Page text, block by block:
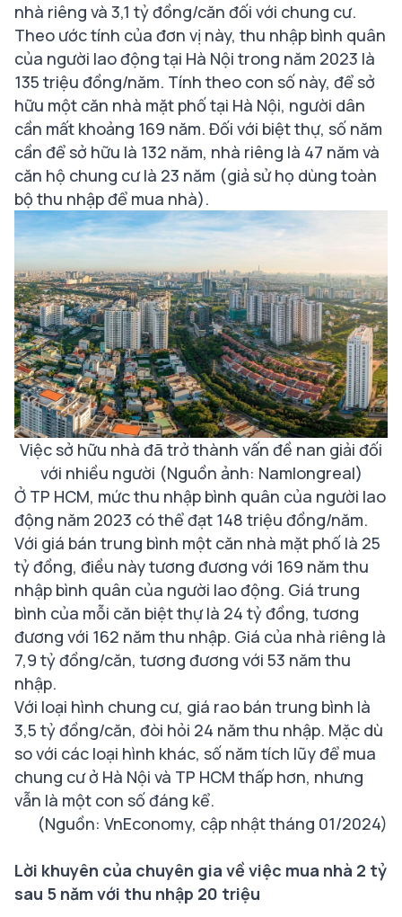
nhà riêng và 3,1 tỷ đồng/căn đối với chung cư.
Theo ước tính của đơn vị này, thu nhập bình quân
của người lao động tại Hà Nội trong năm 2023 là
135 triệu đồng/năm. Tính theo con số này, để sở
hữu một căn nhà mặt phố tại Hà Nội, người dân
cần mất khoảng 169 năm. Đối với biệt thự, số năm
cần để sở hữu là 132 năm, nhà riêng là 47 năm và
căn hộ chung cư là 23 năm (giả sử họ dùng toàn
bộ thu nhập để mua nhà).
Việc sở hữu nhà đã trở thành vấn đề nan giải đối
với nhiều người (Nguồn ảnh: Namlongreal)
Ở TP HCM, mức thu nhập bình quân của người lao
động năm 2023 có thể đạt 148 triệu đồng/năm.
Với giá bán trung bình một căn nhà mặt phố là 25
tỷ đồng, điều này tương đương với 169 năm thu
nhập bình quân của người lao động. Giá trung
bình của mỗi căn biệt thự là 24 tỷ đồng, tương
đương với 162 năm thu nhập. Giá của nhà riêng là
7,9 tỷ đồng/căn, tương đương với 53 năm thu
nhập.
Với loại hình chung cư, giá rao bán trung bình là
3,5 tỷ đồng/căn, đòi hỏi 24 năm thu nhập. Mặc dù
so với các loại hình khác, số năm tích lũy để mua
chung cư ở Hà Nội và TP HCM thấp hơn, nhưng
vẫn là một con số đáng kể.
(Nguồn: VnEconomy, cập nhật tháng 01/2024)
Lời khuyên của chuyên gia về việc mua nhà 2 tỷ
sau 5 năm với thu nhập 20 triệu